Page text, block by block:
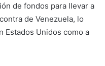
de fondos para llevar a
de Venezuela, lo
Estados Unidos como a